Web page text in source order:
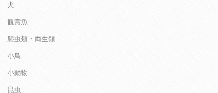
犬
観賞魚
爬虫類・両生類
小鳥
小動物
昆虫